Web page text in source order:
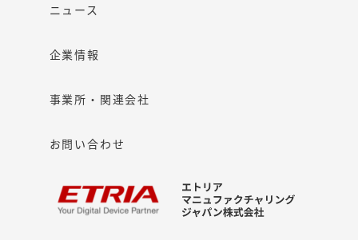
ニュース
企業情報
事業所・関連会社
お問い合わせ